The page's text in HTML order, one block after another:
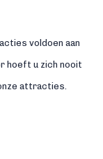
voldoen aan
hoeft u zich nooit
attracties.